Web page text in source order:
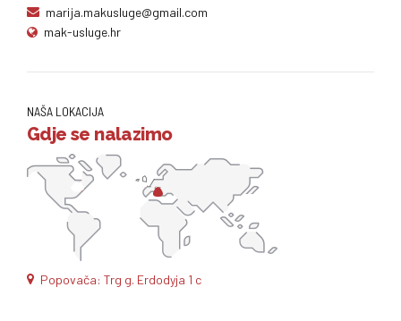
marija.makusluge@gmail.com
mak-usluge.hr
NAŠA LOKACIJA
Gdje se nalazimo
Popovača: Trg g. Erdodyja 1 c